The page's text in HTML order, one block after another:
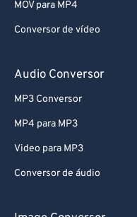
MOV para MP4
Conversor de vídeo
Audio Conversor
MP3 Conversor
MP4 para MP3
Video para MP3
Conversor de áudio